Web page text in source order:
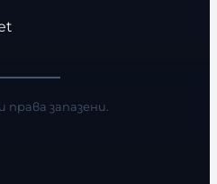
запазени.